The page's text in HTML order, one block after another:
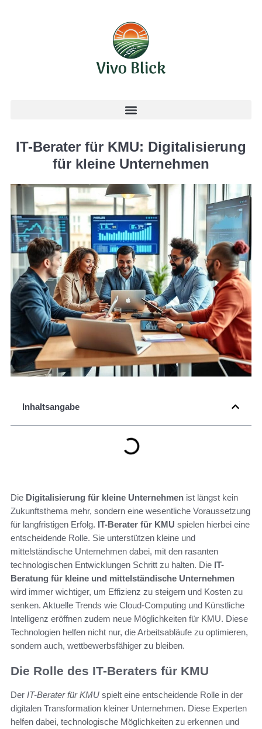
IT-Berater für KMU: Digitalisierung
für kleine Unternehmen
Inhaltsangabe
Die Digitalisierung für kleine Unternehmen ist längst kein
Zukunftsthema mehr, sondern eine wesentliche Voraussetzung
für langfristigen Erfolg. IT-Berater für KMU spielen hierbei eine
entscheidende Rolle. Sie unterstützen kleine und
mittelständische Unternehmen dabei, mit den rasanten
technologischen Entwicklungen Schritt zu halten. Die IT-
Beratung für kleine und mittelständische Unternehmen
wird immer wichtiger, um Effizienz zu steigern und Kosten zu
senken. Aktuelle Trends wie Cloud-Computing und Künstliche
Intelligenz eröffnen zudem neue Möglichkeiten für KMU. Diese
Technologien helfen nicht nur, die Arbeitsabläufe zu optimieren,
sondern auch, wettbewerbsfähiger zu bleiben.
Die Rolle des IT-Beraters für KMU
Der IT-Berater für KMU spielt eine entscheidende Rolle in der
digitalen Transformation kleiner Unternehmen. Diese Experten
helfen dabei, technologische Möglichkeiten zu erkennen und